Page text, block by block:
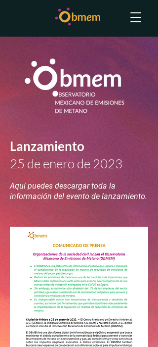
Lanzamiento
25 de enero de 2023
Aquí puedes descargar toda la
información del evento de lanzamiento.